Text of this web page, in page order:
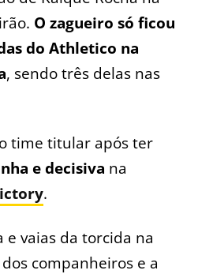
O zagueiro só ficou
do Athletico na
, sendo três delas nas
time titular após ter
e decisiva na
.
vaias da torcida na
companheiros e a